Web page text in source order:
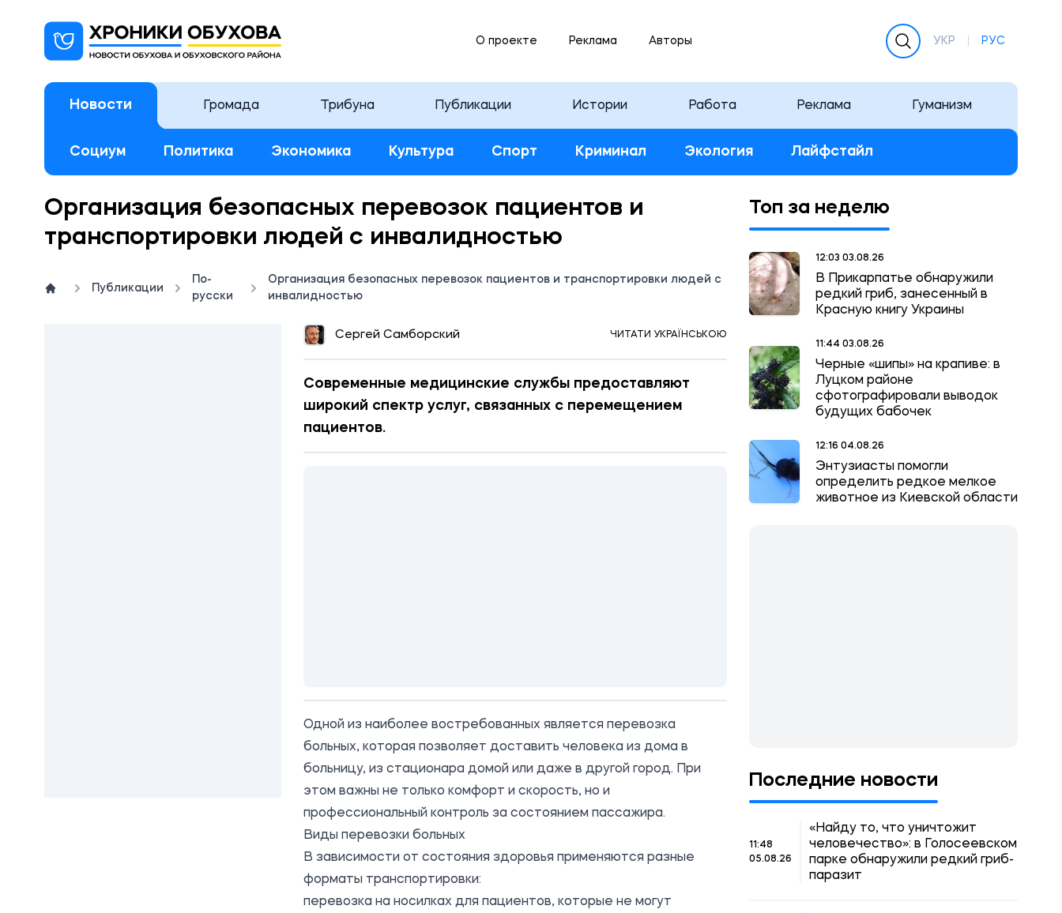
О проекте Реклама Авторы УКР РУС
Новости Громада Трибуна Публикации Истории Работа Реклама Гуманизм
Социум Политика Экономика Культура Спорт Криминал Экология Лайфстайл
Организация безопасных перевозок пациентов и
транспортировки людей с инвалидностью
Публикации
По-
русски
Организация безопасных перевозок пациентов и транспортировки людей с
инвалидностью18:48 25.08.2025
Сергей Самборский ЧИТАТИ УКРАЇНСЬКОЮ
Современные медицинские службы предоставляют
широкий спектр услуг, связанных с перемещением
пациентов.
Одной из наиболее востребованных является перевозка
больных, которая позволяет доставить человека из дома в
больницу, из стационара домой или даже в другой город. При
этом важны не только комфорт и скорость, но и
профессиональный контроль за состоянием пассажира.
Виды перевозки больных
В зависимости от состояния здоровья применяются разные
форматы транспортировки:
перевозка на носилках для пациентов, которые не могут
Топ за неделю
12:03 03.08.26
В Прикарпатье обнаружили
редкий гриб, занесенный в
Красную книгу Украины
11:44 03.08.26
Черные «шипы» на крапиве: в
Луцком районе
сфотографировали выводок
будущих бабочек
12:16 04.08.26
Энтузиасты помогли
определить редкое мелкое
животное из Киевской области
Последние новости
11:48
05.08.26
«Найду то, что уничтожит
человечество»: в Голосеевском
парке обнаружили редкий гриб-
паразит